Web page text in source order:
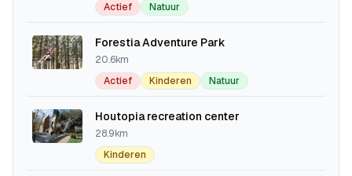
Actief
Natuur
Forestia Adventure Park
20.6km
Actief
Kinderen Natuur
Houtopia recreation center
28.9km
Kinderen